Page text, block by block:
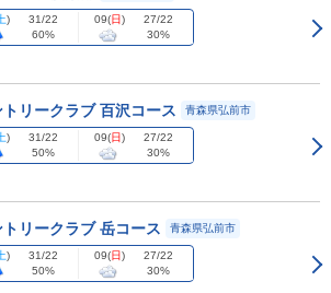
)
31/22
60%
09(日)
27/22
30%
リークラブ 百沢コース
青森県弘前市
)
31/22
50%
09(日)
27/22
30%
リークラブ 岳コース
青森県弘前市
)
31/22
50%
09(日)
27/22
30%